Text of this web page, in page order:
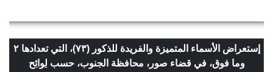
إستعراض الأسماء المتميزة والفريدة للذكور (٧٣)، التي تعدادها ٢
وما فوق، في قضاء صور، محافظة الجنوب، حسب لوائح